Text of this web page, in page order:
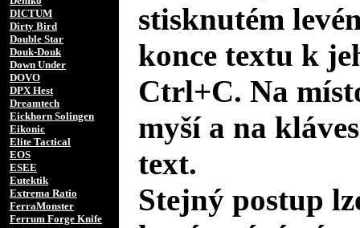
DICTUM
Dirty Bird
Double Star
Douk-Douk
Down Under
DOVO
DPX Hest
Dreamtech
Eickhorn Solingen
Eikonic
Elite Tactical
EOS
ESEE
Eutektik
Extrema Ratio
FerraMonster
Ferrum Forge Knife
stisknutém
konce textu k
Ctrl+C. Na
myší a na
text.
Stejný postup